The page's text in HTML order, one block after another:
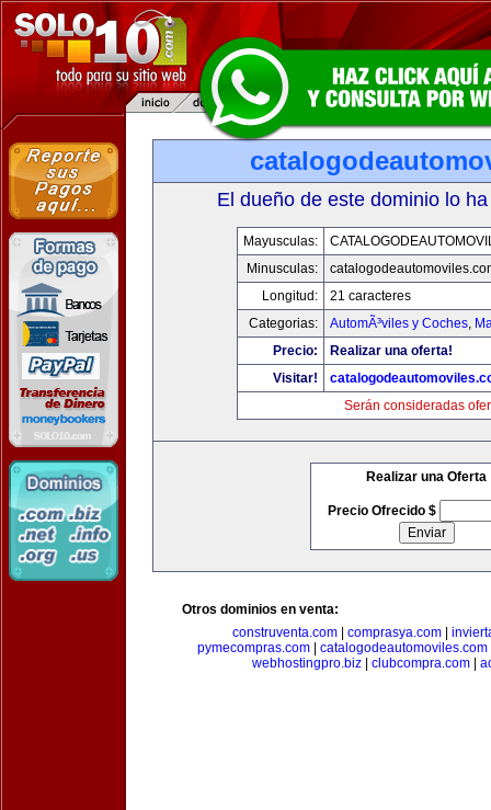
El dueño de este dominio lo
Mayusculas:
Minusculas:
Longitud:
21 caracteres
Categorias:
AutomÃ³viles y Coches,
Precio:
Realizar una oferta!
Visitar!
Serán consideradas
Realizar una Oferta
Precio Ofrecido $
Otros dominios en venta:
construventa.com| comprasya.com|
pymecompras.com| catalogodeautomoviles.com
webhostingpro.biz| clubcompra.com|